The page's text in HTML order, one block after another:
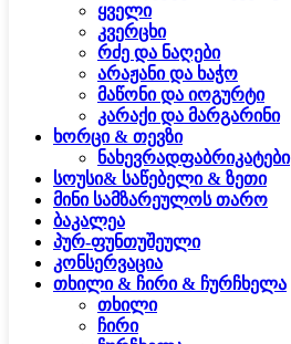
ყველი
კვერცხი
რძე და ნაღები
არაჟანი და ხაჭო
მაწონი და იოგურტი
კარაქი და მარგარინი
ხორცი & თევზი
ნახევრადფაბრიკატები
სოუსი& საწებელი & ზეთი
მინი სამზარეულოს თარო
ბაკალეა
პურ-ფუნთუშეული
კონსერვაცია
თხილი & ჩირი & ჩურჩხელა
თხილი
ჩირი